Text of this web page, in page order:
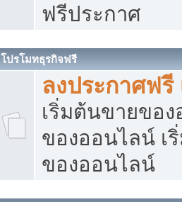
ฟรีประกาศ
โปรโมทธุรกิจฟรี
ลงประกาศฟรี
เริ่มต้นขายขอ
ของออนไลน์ เ
ของออนไลน์